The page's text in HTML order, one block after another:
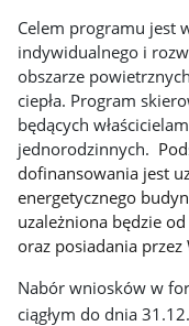
Celem programu jest
indywidualnego i
obszarze
ciepła. Program
będących
jednorodzinnych.
dofinansowania jest
energetycznego
uzależniona będzie
oraz posiadania
Nabór wniosków w
ciągłym do dnia